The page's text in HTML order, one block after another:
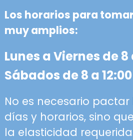
Los horarios para
muy amplios:
Lunes a Viernes de 8
Sábados de 8 a
No es necesario
días y horarios, sino
la elasticidad